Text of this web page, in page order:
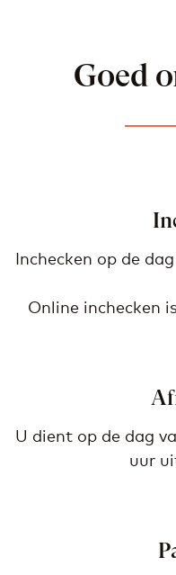
Goed
Inchecken op de
Online inchecken
U dient op de dag
uur